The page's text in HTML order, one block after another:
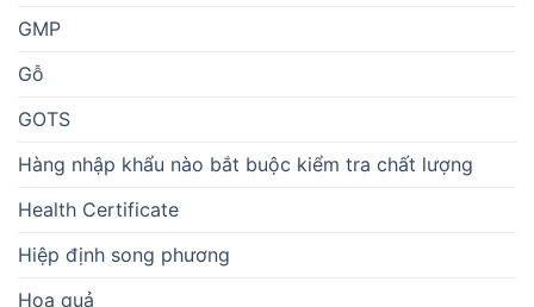
GMP
Gỗ
GOTS
Hàng nhập khẩu nào bắt buộc kiểm tra chất lượng
Health Certificate
Hiệp định song phương
Hoa quả